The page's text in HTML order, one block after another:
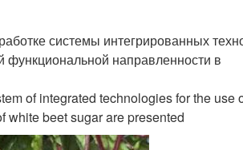
системы интегрированных
функциональной направленности в
of integrated technologies for the use
white beet sugar are presented